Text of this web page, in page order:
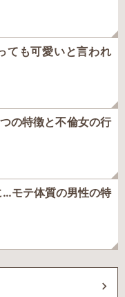
ても可愛いと言われ
の特徴と不倫女の行
モテ体質の男性の特